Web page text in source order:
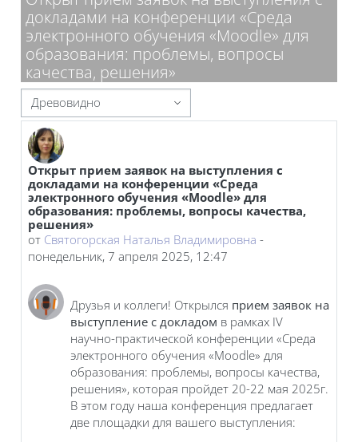
докладами на конференции «Среда
электронного обучения «Moodle» для
образования: проблемы, вопросы
качества, решения»
Режим отображения
Открыт прием заявок на выступления с
докладами на конференции «Среда
электронного обучения «Moodle» для
образования: проблемы, вопросы качества,
решения»
от Святогорская Наталья Владимировна -
понедельник, 7 апреля 2025, 12:47
Количество ответов: 0
Друзья и коллеги! Открылся прием заявок на
выступление с докладом в рамках IV
научно-практической конференции «Среда
электронного обучения «Moodle» для
образования: проблемы, вопросы качества,
решения», которая пройдет 20-22 мая 2025г.
В этом году наша конференция предлагает
две площадки для вашего выступления: